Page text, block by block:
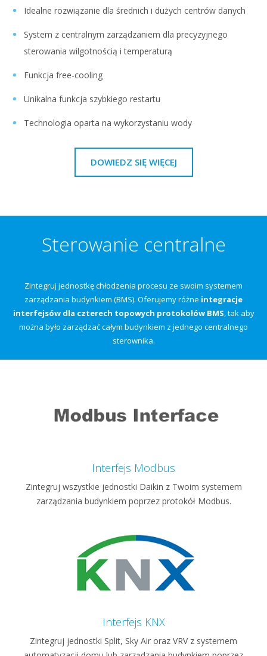
Idealne rozwiązanie dla średnich i dużych centrów danych
System z centralnym zarządzaniem dla precyzyjnego
sterowania wilgotnością i temperaturą
Funkcja free-cooling
Unikalna funkcja szybkiego restartu
Technologia oparta na wykorzystaniu wody
DOWIEDZ SIĘ WIĘCEJ
Sterowanie centralne
Zintegruj jednostkę chłodzenia procesu ze swoim systemem
zarządzania budynkiem (BMS). Oferujemy różne integracje
interfejsów dla czterech topowych protokołów BMS, tak aby
można było zarządzać całym budynkiem z jednego centralnego
sterownika.
Interfejs Modbus
Zintegruj wszystkie jednostki Daikin z Twoim systemem
zarządzania budynkiem poprzez protokół Modbus.
Interfejs KNX
Zintegruj jednostki Split, Sky Air oraz VRV z systemem